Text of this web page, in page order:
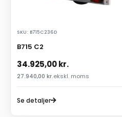
SKU: B715C236D
B715 C2
34.925,00kr.
27.940,00 kr.ekskl. moms
Se detaljer